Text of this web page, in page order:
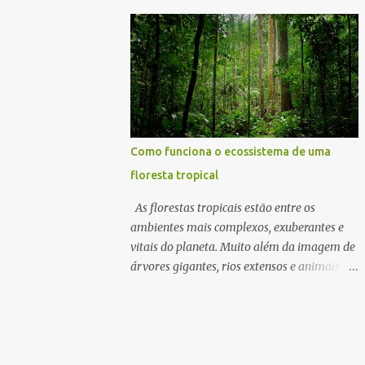
representa uma questão econômica,
climática, social e geopolítica. O futuro
desses eco...
competitivo O avanço da economia digital, o
crescimento acelerado da inovação
tecnológica e a disputa global por
competitividade transformaram a
propriedade intelectual em um dos ativos
mais valiosos do século XXI. Em um mundo
onde ideias podem valer mais do que
softwares, desenhos industriais e indicações
geográficas deixou de ser uma formalidade
burocrática para se tornar uma questão
estratégica. No Brasil, o órgão responsável
por organizar, analisar e conceder esses
Como funciona o ecossistema de uma
floresta tropical
As florestas tropicais estão entre os
ambientes mais complexos, exuberantes e
vitais do planeta. Muito além da imagem de
árvores gigantes, rios extensos e animais